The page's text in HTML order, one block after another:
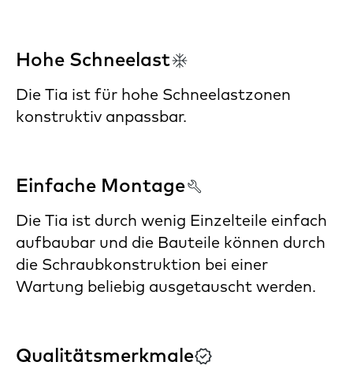
Hohe Schneelast
Die Tia ist für hohe Schneelastzonen
konstruktiv anpassbar.
Einfache Montage
Die Tia ist durch wenig Einzelteile einfach
aufbaubar und die Bauteile können durch
die Schraubkonstruktion bei einer
Wartung beliebig ausgetauscht werden.
Qualitätsmerkmale